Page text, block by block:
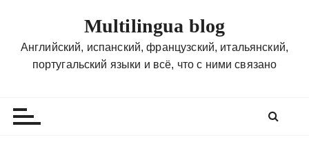
Multilingua blog
Английский, испанский, французский, итальянский,
португальский языки и всё, что с ними связано